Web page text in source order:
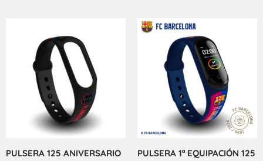
PULSERA 125 ANIVERSARIO
PULSERA 1ª EQUIPACIÓN 125